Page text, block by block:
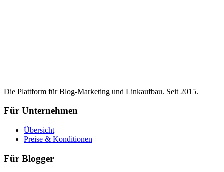
Die Plattform für Blog-Marketing und Linkaufbau. Seit 2015.
Für Unternehmen
Übersicht
Preise & Konditionen
Für Blogger